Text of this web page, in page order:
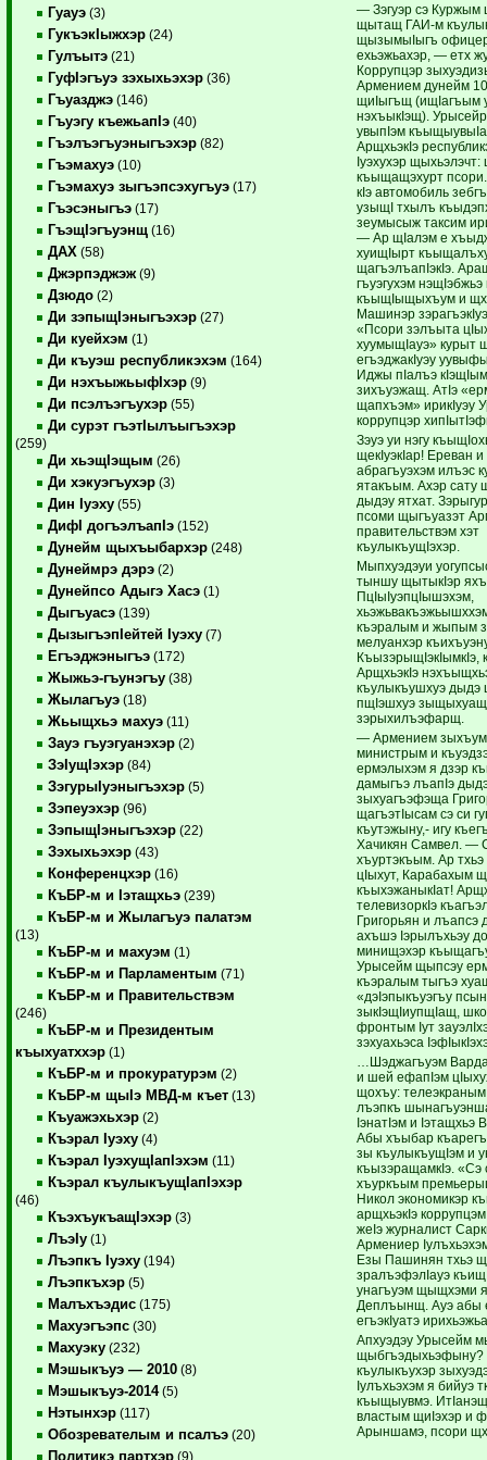
Гуауэ (3)
ГукъэкIыжхэр (24)
Гулъытэ (21)
ГуфIэгъуэ зэхыхьэхэр (36)
Гъуазджэ (146)
Гъуэгу къежьапIэ (40)
Гъэлъэгъуэныгъэхэр (82)
Гъэмахуэ (10)
Гъэмахуэ зыгъэпсэхугъуэ (17)
Гъэсэныгъэ (17)
ГъэщIэгъуэнщ (16)
ДАХ (58)
Джэрпэджэж (9)
Дзюдо (2)
Ди зэпыщIэныгъэхэр (27)
Ди куейхэм (1)
Ди къуэш республикэхэм (164)
Ди нэхъыжьыфIхэр (9)
Ди псэлъэгъухэр (55)
Ди сурэт гъэтIылъыгъэхэр
(259)
Ди хьэщIэщым (26)
Ди хэкуэгъухэр (3)
Дин Iуэху (55)
ДифI догъэлъапIэ (152)
Дунейм щыхъыбархэр (248)
Дунеймрэ дэрэ (2)
Дунейпсо Адыгэ Хасэ (1)
Дыгъуасэ (139)
ДызыгъэпIейтей Iуэху (7)
Егъэджэныгъэ (172)
Жыжьэ-гъунэгъу (38)
Жылагъуэ (18)
Жьыщхьэ махуэ (11)
Зауэ гъуэгуанэхэр (2)
ЗэIущIэхэр (84)
ЗэгурыIуэныгъэхэр (5)
Зэпеуэхэр (96)
ЗэпыщIэныгъэхэр (22)
Зэхыхьэхэр (43)
Конференцхэр (16)
КъБР-м и Iэтащхьэ (239)
КъБР-м и Жылагъуэ палатэм
(13)
КъБР-м и махуэм (1)
КъБР-м и Парламентым (71)
КъБР-м и Правительствэм
(246)
КъБР-м и Президентым
къыхуатххэр (1)
КъБР-м и прокуратурэм (2)
КъБР-м щыIэ МВД-м къет (13)
Къуажэхьхэр (2)
Къэрал Iуэху (4)
Къэрал IуэхущIапIэхэм (11)
Къэрал къулыкъущIапIэхэр
(46)
КъэхъукъащIэхэр (3)
ЛъэIу (1)
Лъэпкъ Iуэху (194)
Лъэпкъхэр (5)
Малъхъэдис (175)
Махуэгъэпс (30)
Махуэку (232)
Мэшыкъуэ — 2010 (8)
Мэшыкъуэ-2014(5)
Нэтынхэр (117)
Обозревателым и псалъэ (20)
Политикэ партхэр (9)
— Зэгуэр сэ Куржым
щытащ ГАИ-м
щызымыIыгъ
ехьэжьахэр, — етх
Коррупцэр
Армением дунейм
щиIыгъщ (ищIагъым
нэхъыкIэщ). Урысейр
увыпIэм
АрщхьэкIэ
Iуэхухэр
къыщащэхурт
кIэ автомобиль
узыщI тхылъ
зеумысыж таксим
— Ар щIалэм е
хуищIырт
щагъэлъапIэкIэ.
гъуэгухэм нэщIэбжьэ
къыщIыщыхъум и
Машинэр
«Псори зэлъыта
хуумыщIауэ» курыт
егъэджакIуэу
Иджы пIалъэ
зихъуэжащ. АтIэ
щапхъэм» ирикIуэу
коррупцэр
Зэуэ уи нэгу
щекIуэкIар! Ереван и
абрагъуэхэм илъэс
ятакъым. Ахэр сату
дыдэу ятхат.
псоми щыгъуазэт
правительствэм хэт
къулыкъущIэхэр.
Мыпхуэдэуи
тыншу щытыкIэр
ПцIыIуэпцIышэхэм,
къэралым и жыпым
мелуанхэр
КъызэрыщIэкIымкIэ,
АрщхьэкIэ
къулыкъушхуэ
пщIэшхуэ
зэрыхилъэфарщ.
— Армением
министрым и
ермэлыхэм я дзэр
дамыгъэ лъапIэ
зыхуагъэфэща
щагъэтIысам сэ си
къутэжыну,- игу
Хачикян Самвел. —
хъуртэкъым. Ар
цIыхут, Карабахым
къыхэжаныкIат!
телевизоркIэ
Григорьян и лъапсэ
ахъшэ Iэрылъхьэу
минищэхэр
Урысейм щыпсэу
къэралым тыгъэ
«дэIэпыкъуэгъу
зыкIэщIиупщIащ,
фронтым Iут
зэхуахьэса
…Шэджагъуэм
и шей ефапIэм
щохъу:
лъэпкъ
IэнатIэм и Iэтащхьэ
Абы хъыбар
зы къулыкъущIэм и
къызэращамкIэ. «Сэ
хъуркъым
Никол экономикэр
арщхьэкIэ
жеIэ журналист
Армениер
Езы Пашинян тхьэ
зралъэфэлIауэ
унагъуэм щыщхэми
Деплъынщ. Ауэ абы
егъэкIуатэ
Апхуэдэу Урысейм
щыбгъэдыхьэфыну?
къулыкъухэр
Iулъхьэхэм я бийуэ
къыщыувмэ.
властым щиIэхэр и
Арыншамэ, псори